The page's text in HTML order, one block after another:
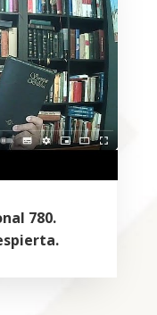
780.